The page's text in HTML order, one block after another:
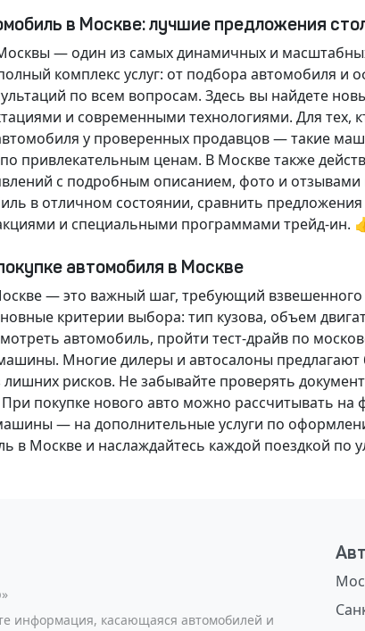
в Москве: лучшие предложения
— один из самых динамичных и
комплекс услуг: от подбора автомобиля и
по всем вопросам. Здесь вы найдете
и современными технологиями. Для тех,
у проверенных продавцов — такие
привлекательным ценам. В Москве также
с подробным описанием, фото и
в отличном состоянии, сравнить
и специальными программами трейд-ин.
автомобиля в Москве
— это важный шаг, требующий взвешенного
критерии выбора: тип кузова, объем
автомобиль, пройти тест-драйв по
Многие дилеры и автосалоны
рисков. Не забывайте проверять
покупке нового авто можно рассчитывать
— на дополнительные услуги по
в Москве и наслаждайтесь каждой поездкой по
информация, касающаяся автомобилей и